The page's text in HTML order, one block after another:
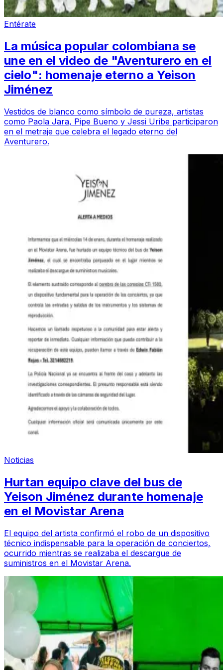
Entérate
La música popular colombiana se
une en el video de "Aventurero en el
cielo": homenaje eterno a Yeison
Jiménez
Vestidos de blanco como símbolo de pureza, artistas
como Paola Jara, Pipe Bueno y Jessi Uribe participaron
en el metraje que celebra el legado eterno del
Aventurero.
Noticias
Hurtan equipo clave del bus de
Yeison Jiménez durante homenaje
en el Movistar Arena
El equipo del artista confirmó el robo de un dispositivo
técnico indispensable para la operación de conciertos,
ocurrido mientras se realizaba el descargue de
suministros en el Movistar Arena.